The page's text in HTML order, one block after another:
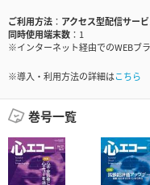
ご利用方法
アクセス型配信サービ
同時使用端末数
1
※インターネット経由でのWEBブ
※導入・利用方法の詳細はこちら
巻号一覧